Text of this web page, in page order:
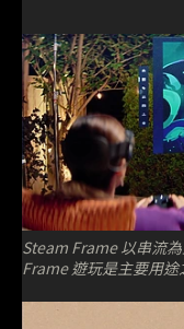
Steam Frame 以串流
Frame 遊玩是主要用途